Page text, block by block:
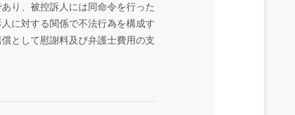
り、被控訴人には同命令を行った
に対する関係で不法行為を構成す
として慰謝料及び弁護士費用の支